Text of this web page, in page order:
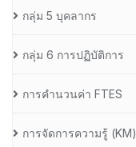
กลุ่ม 5 บุคลากร
กลุ่ม 6 การปฏิบัติการ
การคำนวนค่า FTES
การจัดการความรู้ (KM)